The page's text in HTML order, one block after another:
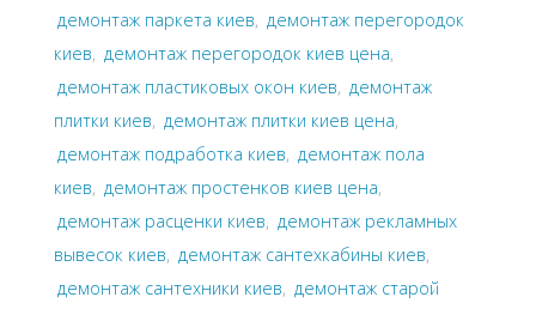
демонтаж паркета киев, демонтаж перегородок
киев, демонтаж перегородок киев цена,
демонтаж пластиковых окон киев, демонтаж
плитки киев, демонтаж плитки киев цена,
демонтаж подработка киев, демонтаж пола
киев, демонтаж простенков киев цена,
демонтаж расценки киев, демонтаж рекламных
вывесок киев, демонтаж сантехкабины киев,
демонтаж сантехники киев, демонтаж старой